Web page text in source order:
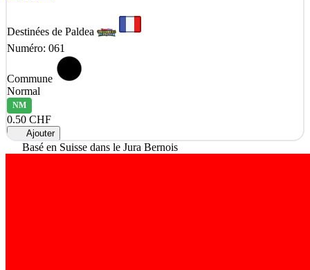
Destinées de Paldea
Numéro: 061
Commune
Normal
NM
0.50 CHF
Ajouter
Basé en Suisse dans le Jura Bernois